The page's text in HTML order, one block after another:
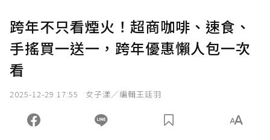
跨年不只看煙火！超商咖啡、速食、
手搖買一送一，跨年優惠懶人包一次
看
2025-12-29 17:55 女子漾／編輯王廷羽